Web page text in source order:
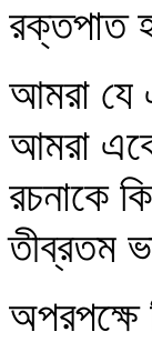
রক্তপাত
আমরা যে
আমরা
রচনাকে
তীব্রতম
অপরপক্ষে